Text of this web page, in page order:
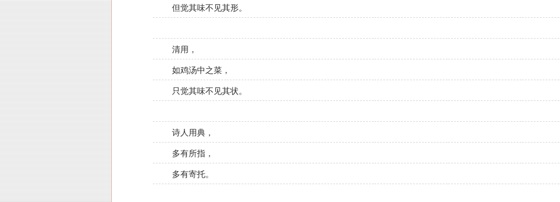
但觉其味不见其形。
清用，
如鸡汤中之菜，
只觉其味不见其状。
诗人用典，
多有所指，
多有寄托。